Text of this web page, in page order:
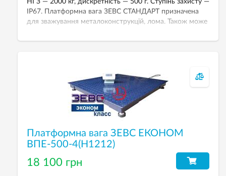
НГЗ — 2000 кг, дискретність — 500 г. Ступінь захисту —
IP67. Платформна вага ЗЕВС СТАНДАРТ призначена
для зважування металоконструкцій, лома. Також може
та сільського господарства
Платформна вага ЗЕВС ЕКОНОМ
ВПЕ-500-4(H1212)
18 100 грн